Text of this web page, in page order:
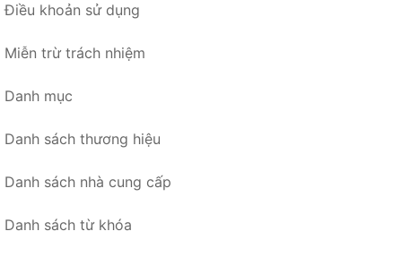
Điều khoản sử dụng
Miễn trừ trách nhiệm
Danh mục
Danh sách thương hiệu
Danh sách nhà cung cấp
Danh sách từ khóa